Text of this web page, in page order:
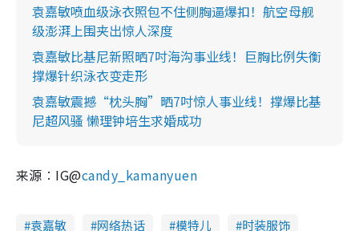
袁嘉敏喷血级泳衣照包不住侧胸逼爆扣！航空母舰
级澎湃上围夹出惊人深度
袁嘉敏比基尼新照晒7吋海沟事业线！巨胸比例失衡
撑爆针织泳衣变走形
袁嘉敏震撼“枕头胸”晒7吋惊人事业线！撑爆比基
尼超风骚 懒理钟培生求婚成功
来源︰IG@candy_kamanyuen
袁嘉敏 网络热话 模特儿 时装服饰